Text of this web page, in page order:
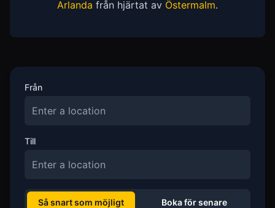
Arlanda från hjärtat av Östermalm.
Från
Till
Så snart som möjligt Boka för senare